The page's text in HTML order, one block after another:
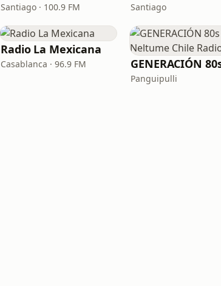
Santiago · 100.9 FM Santiago
Radio La Mexicana
Casablanca · 96.9 FM
Panguipulli